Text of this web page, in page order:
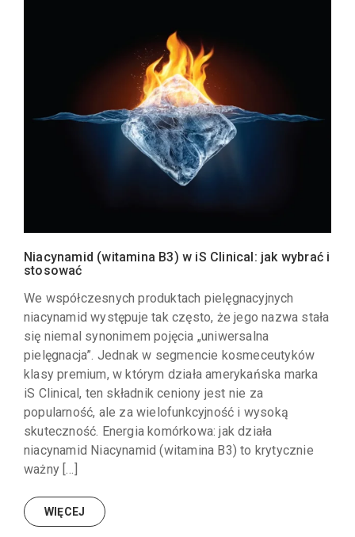
Niacynamid (witamina B3) w iS Clinical: jak wybrać i
stosować
We współczesnych produktach pielęgnacyjnych
niacynamid występuje tak często, że jego nazwa stała
się niemal synonimem pojęcia „uniwersalna
pielęgnacja”. Jednak w segmencie kosmeceutyków
klasy premium, w którym działa amerykańska marka
iS Clinical, ten składnik ceniony jest nie za
popularność, ale za wielofunkcyjność i wysoką
skuteczność. Energia komórkowa: jak działa
niacynamid Niacynamid (witamina B3) to krytycznie
ważny […]
WIĘCEJ